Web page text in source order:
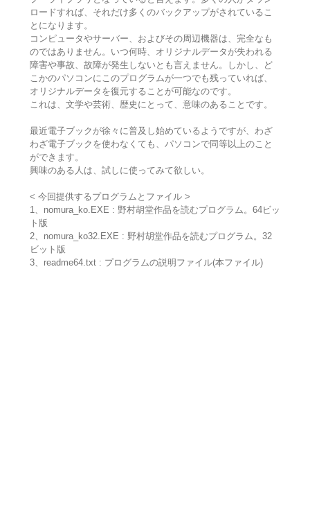
ロードすれば、それだけ多くのバックアップがされているこ
とになります。
コンピュータやサーバー、およびその周辺機器は、完全なも
のではありません。いつ何時、オリジナルデータが失われる
障害や事故、故障が発生しないとも言えません。しかし、ど
こかのパソコンにこのプログラムが一つでも残っていれば、
オリジナルデータを復元することが可能なのです。
これは、文学や芸術、歴史にとって、意味のあることです。
最近電子ブックが徐々に普及し始めているようですが、わざ
わざ電子ブックを使わなくても、パソコンで同等以上のこと
ができます。
興味のある人は、試しに使ってみて欲しい。
< 今回提供するプログラムとファイル >
1、nomura_ko.EXE : 野村胡堂作品を読むプログラム。64ビッ
ト版
2、nomura_ko32.EXE : 野村胡堂作品を読むプログラム。32
ビット版
3、readme64.txt : プログラムの説明ファイル(本ファイル)